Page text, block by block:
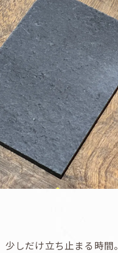
しだけ立ち止まる時間。